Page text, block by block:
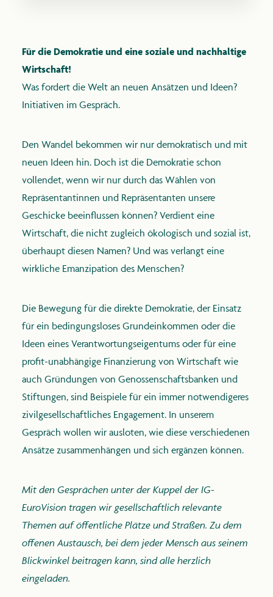
Für die Demokratie und eine soziale und nachhaltige
Wirtschaft!
Was fordert die Welt an neuen Ansätzen und Ideen?
Initiativen im Gespräch.
Den Wandel bekommen wir nur demokratisch und mit
neuen Ideen hin. Doch ist die Demokratie schon
vollendet, wenn wir nur durch das Wählen von
Repräsentantinnen und Repräsentanten unsere
Geschicke beeinflussen können? Verdient eine
Wirtschaft, die nicht zugleich ökologisch und sozial ist,
überhaupt diesen Namen? Und was verlangt eine
wirkliche Emanzipation des Menschen?
Die Bewegung für die direkte Demokratie, der Einsatz
für ein bedingungsloses Grundeinkommen oder die
Ideen eines Verantwortungseigentums oder für eine
profit-unabhängige Finanzierung von Wirtschaft wie
auch Gründungen von Genossenschaftsbanken und
Stiftungen, sind Beispiele für ein immer notwendigeres
zivilgesellschaftliches Engagement. In unserem
Gespräch wollen wir ausloten, wie diese verschiedenen
Ansätze zusammenhängen und sich ergänzen können.
Mit den Gesprächen unter der Kuppel der IG-
EuroVision tragen wir gesellschaftlich relevante
Themen auf öffentliche Plätze und Straßen. Zu dem
offenen Austausch, bei dem jeder Mensch aus seinem
Blickwinkel beitragen kann, sind alle herzlich
eingeladen.